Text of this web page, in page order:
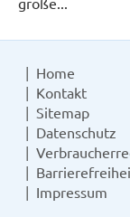
Home
Kontakt
Sitemap
Datenschutz
Impressum